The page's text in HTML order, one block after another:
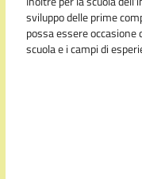
sviluppo delle prime
possa essere
scuola e i campi di